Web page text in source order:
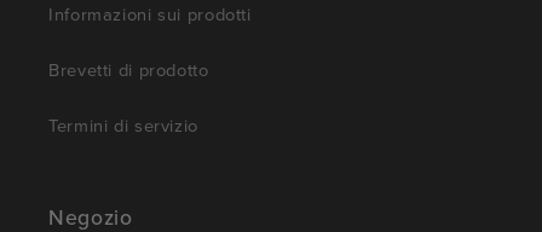
Informazioni sui prodotti
Brevetti di prodotto
Termini di servizio
Negozio